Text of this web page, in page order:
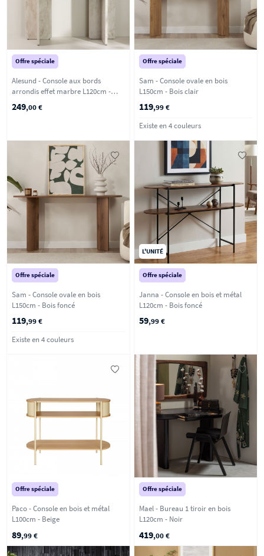
Offre spéciale
Alesund - Console aux bords
arrondis effet marbre L120cm -
Beige
249,00 €
Offre spéciale
Sam - Console ovale en bois
L150cm - Bois clair
119,99 €
Existe en 4 couleurs
Offre spéciale
Sam - Console ovale en bois
L150cm - Bois foncé
119,99 €
Existe en 4 couleurs
L'UNITÉ
Offre spéciale
Janna - Console en bois et métal
L120cm - Bois foncé
59,99 €
Offre spéciale
Paco - Console en bois et métal
L100cm - Beige
89,99 €
Offre spéciale
Mael - Bureau 1 tiroir en bois
L120cm - Noir
419,00 €